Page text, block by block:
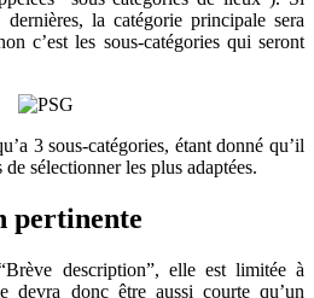
la catégorie principale sera
c’est les sous-catégories qui seront
3 sous-catégories, étant donné qu’il
sélectionner les plus adaptées.
pertinente
description”, elle est limitée à
devra donc être aussi courte qu’un